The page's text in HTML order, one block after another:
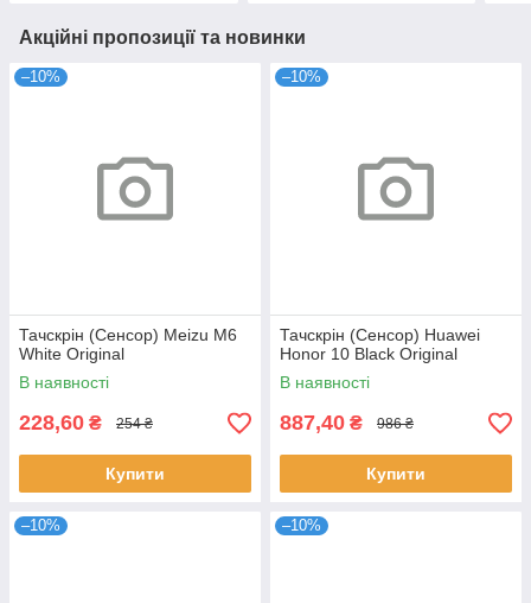
Акційні пропозиції та новинки
–10%
Тачскрін (Сенсор) Meizu M6
White Original
В наявності
228,60 ₴ 254 ₴
Купити
–10%
Тачскрін (Сенсор) Huawei
Honor 10 Black Original
В наявності
887,40 ₴ 986 ₴
Купити
–10% –10%